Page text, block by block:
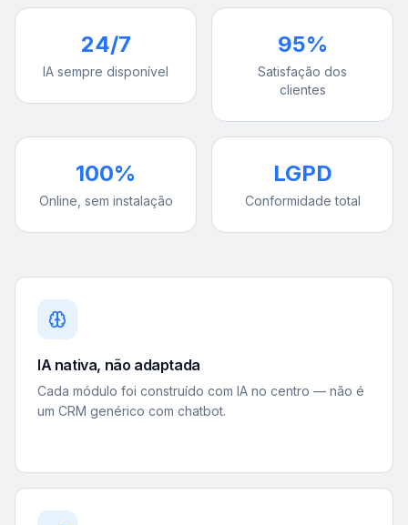
24/7
IA sempre disponível
95%
Satisfação dos
clientes
100%
Online, sem instalação
LGPD
Conformidade total
IA nativa, não adaptada
Cada módulo foi construído com IA no centro — não é
um CRM genérico com chatbot.